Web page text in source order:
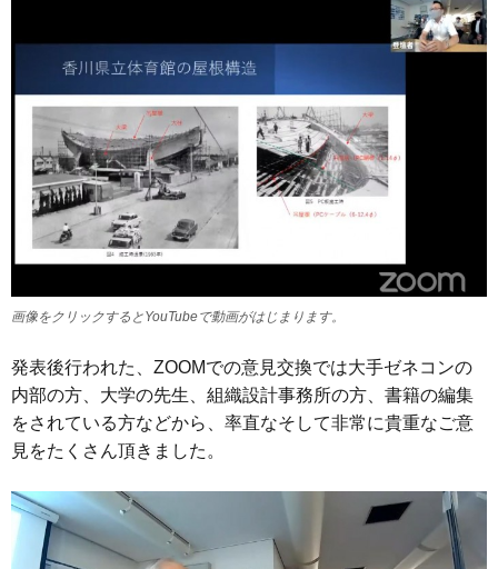
画像をクリックするとYouTubeで動画がはじまります。
発表後行われた、ZOOMでの意見交換では大手ゼネコンの
内部の方、大学の先生、組織設計事務所の方、書籍の編集
をされている方などから、率直なそして非常に貴重なご意
見をたくさん頂きました。